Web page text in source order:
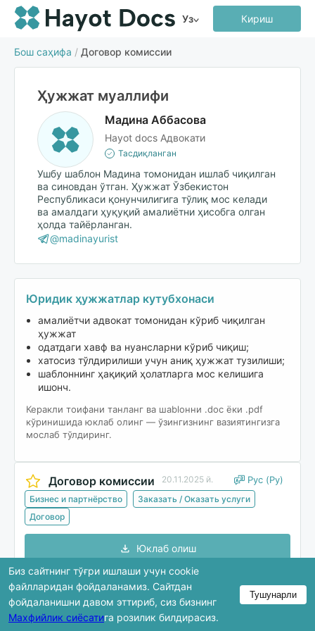
Уз Кириш
Бош саҳифа / Договор комиссии
Ҳужжат муаллифи
Мадина Аббасова
Hayot docs Адвокати
Тасдиқланган
Ушбу шаблон Мадина томонидан ишлаб чиқилган
ва синовдан ўтган. Ҳужжат Ўзбекистон
Республикаси қонунчилигига тўлиқ мос келади
ва амалдаги ҳуқуқий амалиётни ҳисобга олган
ҳолда тайёрланган.
@madinayurist
Юридик ҳужжатлар кутубхонаси
амалиётчи адвокат томонидан кўриб чиқилган
ҳужжат
одатдаги хавф ва нуансларни кўриб чиқиш;
хатосиз тўлдирилиши учун аниқ ҳужжат тузилиши;
шаблоннинг ҳақиқий ҳолатларга мос келишига
ишонч.
Керакли тоифани танланг ва шablонни .doc ёки .pdf
кўринишида юклаб олинг — ўзингизнинг вазиятингизга
мослаб тўлдиринг.
Договор комиссии 20.11.2025 й. Рус (Ру)
Бизнес и партнёрство
Заказать / Оказать услуги
Договор
Юклаб олиш
Кўриб чиқишда ҳужжатнинг фақат бир қисми
кўрсатилади. Тўлиқ версия юклаб олингандан кейин
Биз сайтнинг тўғри ишлаши учун cookie
файлларидан фойдаланамиз. Сайтдан
фойдаланишни давом эттириб, сиз бизнинг
Махфийлик сиёсатига розилик билдирасиз.
Тушунарли